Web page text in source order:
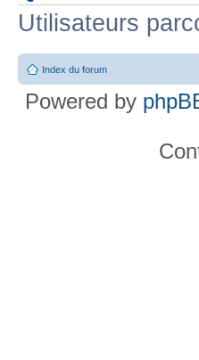
Utilisateurs
Index du forum
Powered by